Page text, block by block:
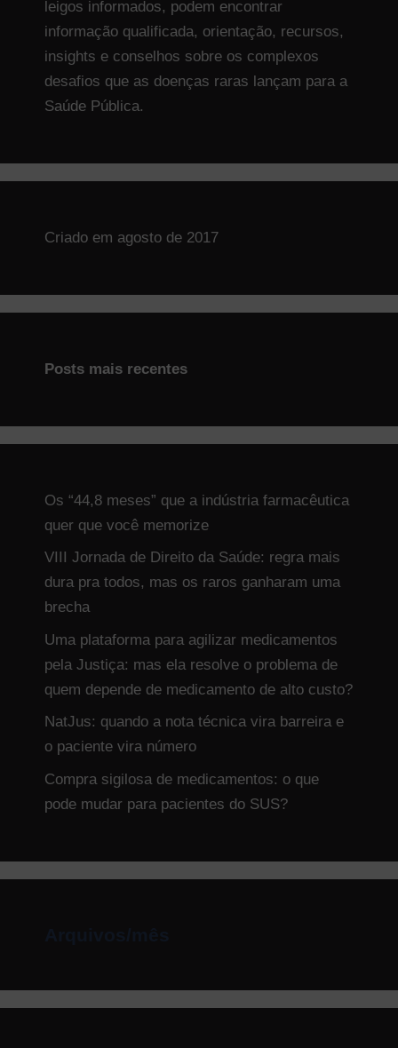
leigos informados, podem encontrar
informação qualificada, orientação, recursos,
insights e conselhos sobre os complexos
desafios que as doenças raras lançam para a
Saúde Pública.
Criado em agosto de 2017
Posts mais recentes
Os “44,8 meses” que a indústria farmacêutica
quer que você memorize
VIII Jornada de Direito da Saúde: regra mais
dura pra todos, mas os raros ganharam uma
brecha
Uma plataforma para agilizar medicamentos
pela Justiça: mas ela resolve o problema de
quem depende de medicamento de alto custo?
NatJus: quando a nota técnica vira barreira e
o paciente vira número
Compra sigilosa de medicamentos: o que
pode mudar para pacientes do SUS?